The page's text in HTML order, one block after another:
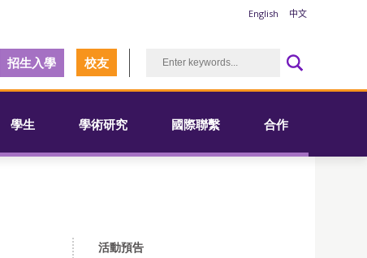
English 中文
招生入學 校友
學生 學術研究 國際聯繫 合作
活動預告